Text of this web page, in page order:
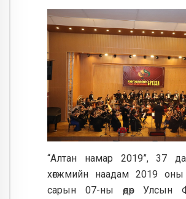
“Алтан намар 2019”, 37
хөгжмийн наадам 2019
сарын 07-ны өдөр Улсын